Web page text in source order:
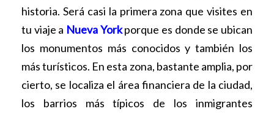
historia. Será casi la primera zona que visites en
tu viaje a Nueva Yorkporque es donde se ubican
los monumentos más conocidos y también los
más turísticos. En esta zona, bastante amplia, por
cierto, se localiza el área financiera de la ciudad,
los barrios más típicos de los inmigrantes